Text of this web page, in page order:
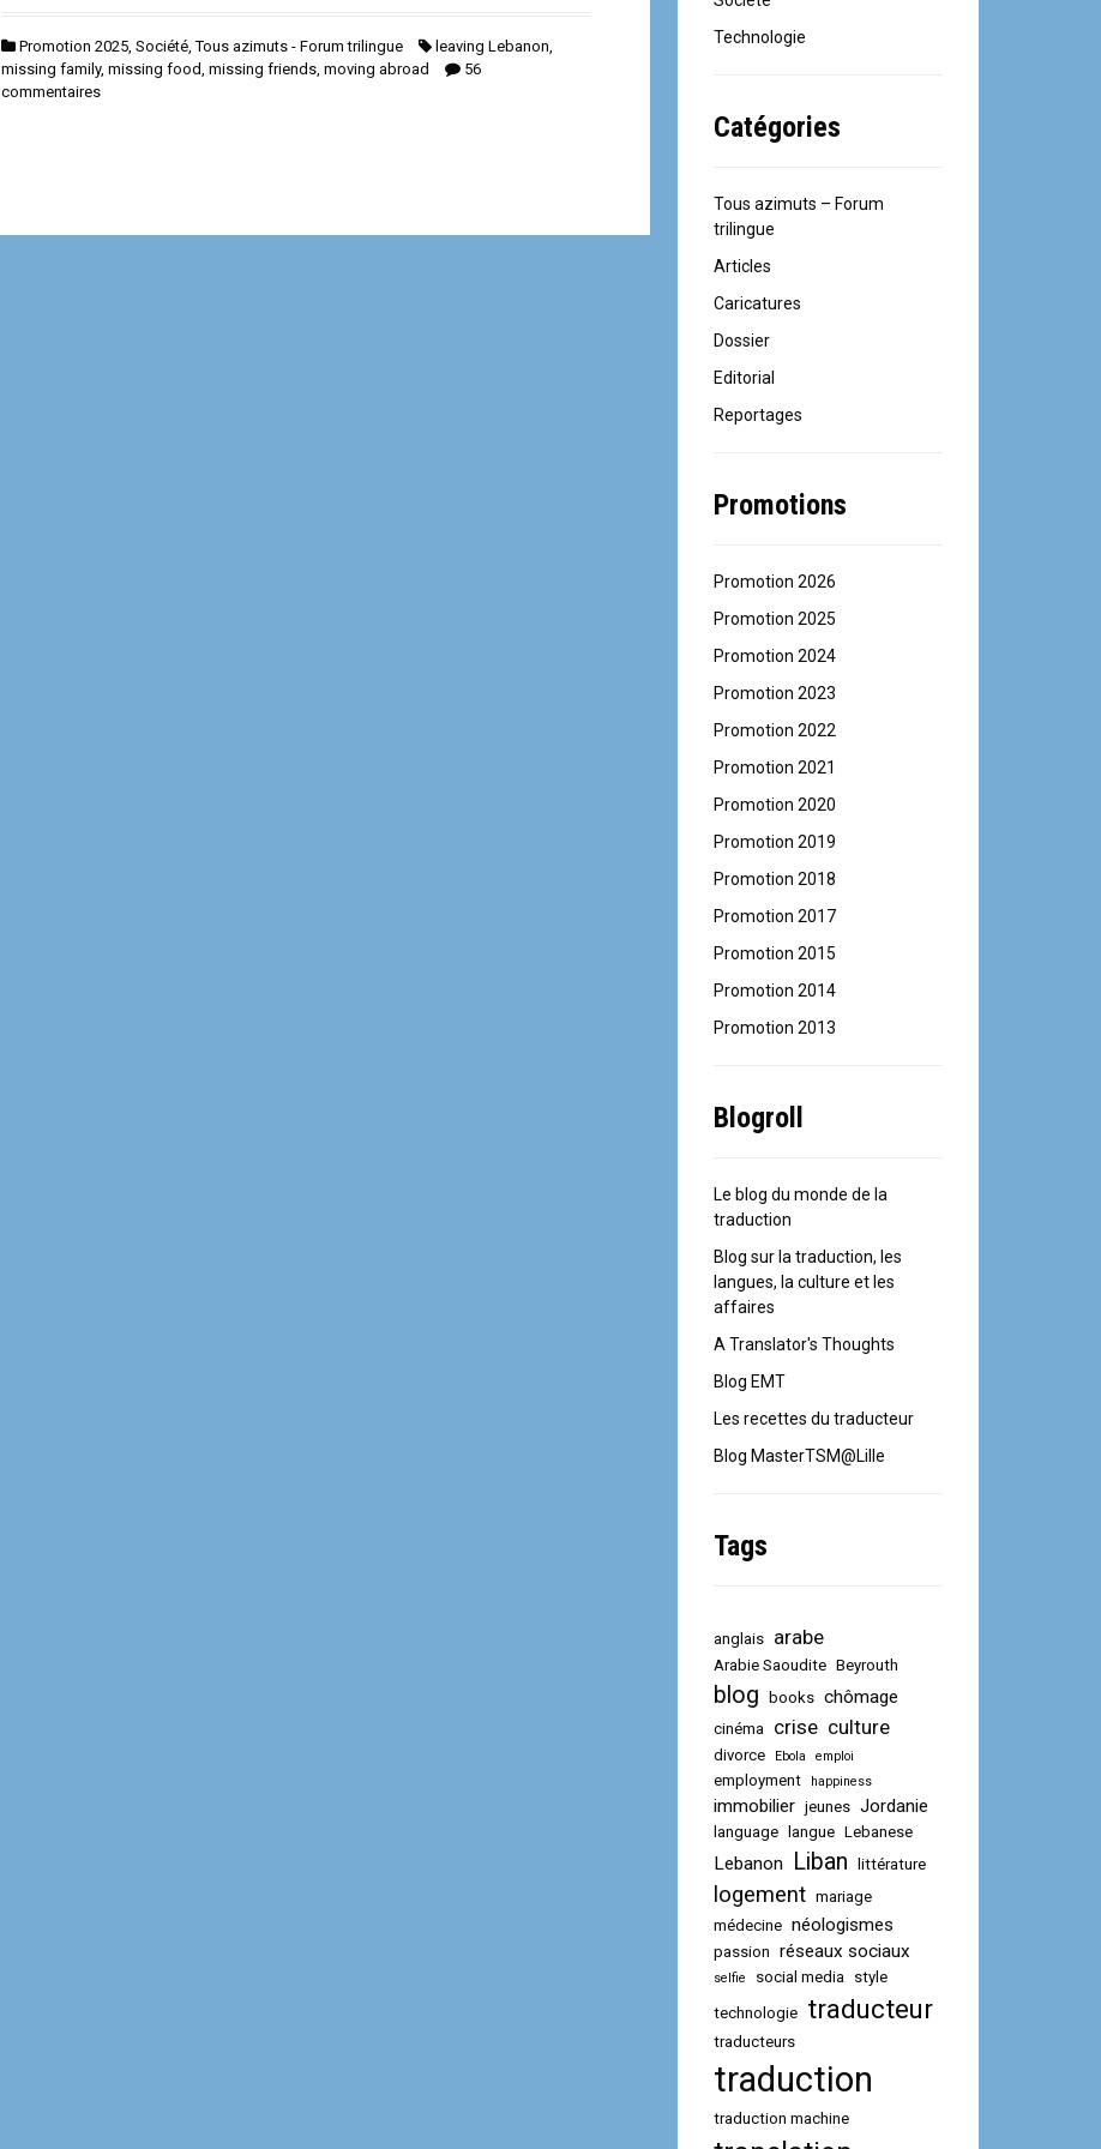
Promotion 2025,Société,Tous azimuts - Forum trilingue leaving Lebanon,
missing family,missing food,missing friends,moving abroad
56
commentaires
Technologie
Catégories
Tous azimuts – Forum
trilingue
Articles
Caricatures
Dossier
Editorial
Reportages
Promotions
Promotion 2026
Promotion 2025
Promotion 2024
Promotion 2023
Promotion 2022
Promotion 2021
Promotion 2020
Promotion 2019
Promotion 2018
Promotion 2017
Promotion 2015
Promotion 2014
Promotion 2013
Blogroll
Le blog du monde de la
traduction
Blog sur la traduction, les
langues, la culture et les
affaires
A Translator's Thoughts
Blog EMT
Les recettes du traducteur
Blog MasterTSM@Lille
Tags
anglais arabe
Arabie Saoudite Beyrouth
blog books chômage
cinéma crise culture
divorce Ebola emploi
employment happiness
immobilier jeunes Jordanie
language langue Lebanese
Lebanon Liban littérature
logement mariage
médecine néologismes
passion réseaux sociaux
selfie social media style
technologie traducteur
traducteurs
traduction
traduction machine